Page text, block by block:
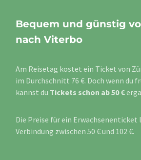
Bequem und günstig
nach Viterbo
Am Reisetag kostet ein Ticket von
im Durchschnitt 76 €. Doch wenn du
kannst du Tickets schon ab 50 €
Die Preise für ein Erwachsenenticket
Verbindung zwischen 50 € und 102 €.